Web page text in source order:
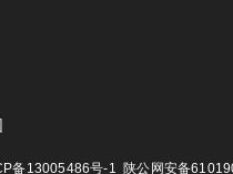
备13005486号-1 陕公网安备